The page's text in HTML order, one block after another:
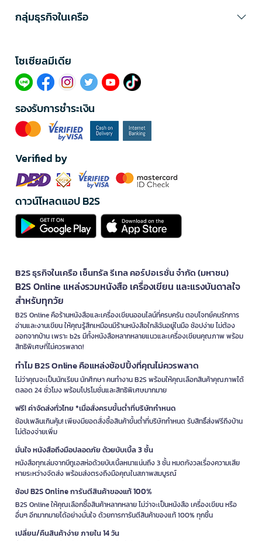
กลุ่มธุรกิจในเครือ
โซเซียลมีเดีย​
รองรับการชำระเงิน
Verified by
ดาวน์โหลดแอป B2S
B2S ธุรกิจในเครือ เซ็นทรัล รีเทล คอร์ปอเรชั่น จำกัด (มหาชน)
B2S Online แหล่งรวมหนังสือ เครื่องเขียน และแรงบันดาลใจ
สำหรับทุกวัย
B2S Online คือร้านหนังสือและเครื่องเขียนออนไลน์ที่ครบครัน ตอบโจทย์คนรักการ
อ่านและงานเขียน ให้คุณรู้สึกเหมือนมีร้านหนังสือใกล้ฉันอยู่ในมือ ช้อปง่าย ไม่ต้อง
ออกจากบ้าน เพราะ b2s มีทั้งหนังสือหลากหลายแนวและเครื่องเขียนคุณภาพ พร้อม
สิทธิพิเศษที่ไม่ควรพลาด!
ทำไม B2S Online คือแหล่งช้อปปิ้งที่คุณไม่ควรพลาด
ไม่ว่าคุณจะเป็นนักเรียน นักศึกษา คนทำงาน B2S พร้อมให้คุณเลือกสินค้าคุณภาพได้
ตลอด 24 ชั่วโมง พร้อมโปรโมชั่นและสิทธิพิเศษมากมาย
ฟรี! ค่าจัดส่งทั่วไทย *เมื่อสั่งครบขั้นต่ำที่บริษัทกำหนด
ช้อปเพลินเกินคุ้ม! เพียงมียอดสั่งซื้อสินค้าขั้นต่ำที่บริษัทกำหนด รับสิทธิ์ส่งฟรีถึงบ้าน
ไม่ต้องจ่ายเพิ่ม
มั่นใจ หนังสือถึงมือปลอดภัย ด้วยบับเบิ้ล 3 ชั้น
หนังสือทุกเล่มจากบีทูเอสห่อด้วยบับเบิ้ลหนาแน่นถึง 3 ชั้น หมดกังวลเรื่องความเสีย
หายระหว่างจัดส่ง พร้อมส่งตรงถึงมือคุณในสภาพสมบูรณ์
ช้อป B2S Online การันตีสินค้าของแท้ 100%
B2S Online ให้คุณเลือกซื้อสินค้าหลากหลาย ไม่ว่าจะเป็นหนังสือ เครื่องเขียน หรือ
อื่นๆ อีกมากมายได้อย่างมั่นใจ ด้วยการการันตีสินค้าของแท้ 100% ทุกชิ้น
เปลี่ยน/คืนสินค้าง่าย ภายใน 14 วัน